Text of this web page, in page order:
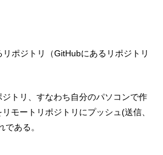
ポジトリ（GitHubにあるリポジトリ
トリ、すなわち自分のパソコンで作
モートリポジトリにプッシュ(送信、
ある。